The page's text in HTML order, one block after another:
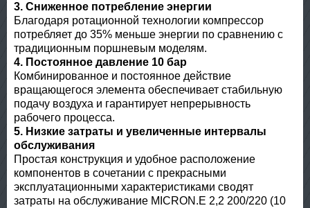
3. Сниженное потребление энергии
Благодаря ротационной технологии компрессор
потребляет до 35% меньше энергии по сравнению с
традиционным поршневым моделям.
4. Постоянное давление 10 бар
Комбинированное и постоянное действие
вращающегося элемента обеспечивает стабильную
подачу воздуха и гарантирует непрерывность
рабочего процесса.
5. Низкие затраты и увеличенные интервалы
обслуживания
Простая конструкция и удобное расположение
компонентов в сочетании с прекрасными
эксплуатационными характеристиками сводят
затраты на обслуживание MICRON.E 2,2 200/220 (10